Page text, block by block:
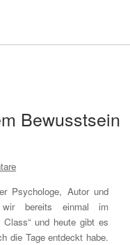
Bewusstsein
Psychologe, Autor und
wir bereits einmal im
und heute gibt es
die Tage entdeckt habe.